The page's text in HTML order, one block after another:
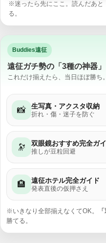
※迷ったら先にここ。読んだあと
る。
Buddies遠征
遠征ガチ勢の「3種の神器」
これだけ揃えたら、当日ほぼ勝ち。
📸 生写真・アクスタ収納
折れ・傷・迷子を防ぐ
🔭 双眼鏡おすすめ完全ガ
推しが豆粒回避
🏨 遠征ホテル完全ガイド
発表直後の仮押さえ
※いきなり全部揃えなくてOK。
勝てる。